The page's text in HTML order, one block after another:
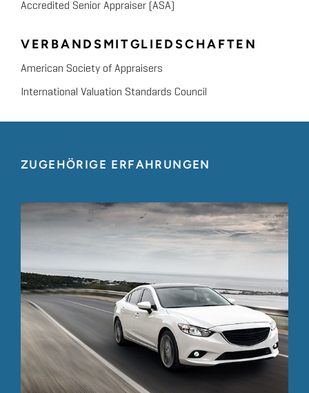
Accredited Senior Appraiser (ASA)
VERBANDSMITGLIEDSCHAFTEN
American Society of Appraisers
International Valuation Standards Council
ZUGEHÖRIGE ERFAHRUNGEN